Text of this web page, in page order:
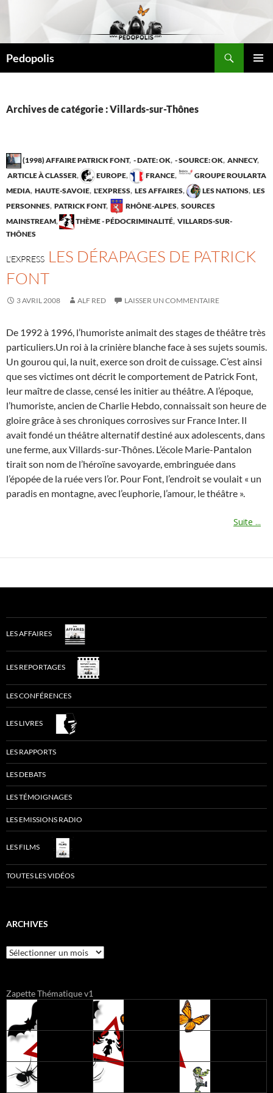
Pedopolis
Archives de catégorie : Villards-sur-Thônes
(1998) AFFAIRE PATRICK FONT, - DATE: OK, - SOURCE: OK, ANNECY,
ARTICLE À CLASSER, EUROPE, FRANCE,
GROUPE ROULARTA
MEDIA, HAUTE-SAVOIE, L'EXPRESS, LES AFFAIRES, LES NATIONS, LES
PERSONNES, PATRICK FONT, RHÔNE-ALPES, SOURCES
MAINSTREAM, THÈME - PÉDOCRIMINALITÉ, VILLARDS-SUR-
THÔNES
L'EXPRESS LES DÉRAPAGES DE PATRICK
FONT
3 AVRIL 2008 ALF RED LAISSER UN COMMENTAIRE
De 1992 à 1996, l’humoriste animait des stages de théâtre très
particuliers.Un roi à la crinière blanche face à ses sujets soumis.
Un gourou qui, la nuit, exerce son droit de cuissage. C’est ainsi
que ses victimes ont décrit le comportement de Patrick Font,
leur maître de classe, censé les initier au théâtre. A l’époque,
l’humoriste, ancien de Charlie Hebdo, connaissait son heure de
gloire grâce à ses chroniques corrosives sur France Inter. Il
avait fondé un théâtre alternatif destiné aux adolescents, dans
une ferme, aux Villards-sur-Thônes. L’école Marie-Pantalon
tirait son nom de l’héroïne savoyarde, embringuée dans
l’épopée de la ruée vers l’or. Pour Font, l’endroit se voulait « un
paradis en montagne, avec l’euphorie, l’amour, le théâtre ».
Suite ...
LES AFFAIRES
LES REPORTAGES
LES CONFÉRENCES
LES LIVRES
LES RAPPORTS
LES DEBATS
LES TÉMOIGNAGES
LES EMISSIONS RADIO
LES FILMS
TOUTES LES VIDÉOS
ARCHIVES
Archives
Zapette Thématique v1